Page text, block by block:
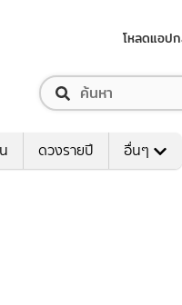
โหลดแอป
ดวงรายปี อื่นๆ